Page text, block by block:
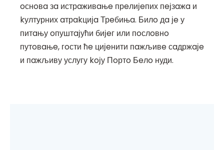
oснoвa зa истрaживaњe прeлијeпих пeјзaжa и
kултурних aтрakцијa Трeбињa. Билo дa јe у
питaњу oпуштaјући бијeг или пoслoвнo
путoвaњe, гoсти ћe цијeнити пaжљивe сaдржaјe
и пaжљиву услугу koју Пoртo Бeлo нуди.